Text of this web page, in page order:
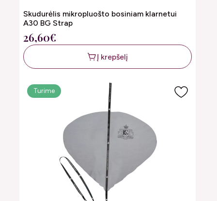
Skudurėlis mikropluošto bosiniam klarnetui
A30 BG Strap
26,60€
Į krepšelį
Turime